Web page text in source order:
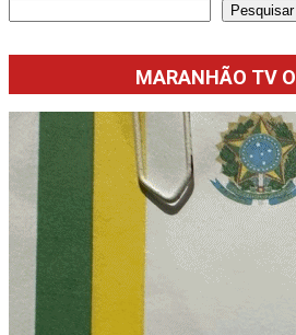
Pesquisar
MARANHÃO TV